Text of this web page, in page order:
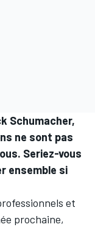
Schumacher,
ne sont pas
Seriez-vous
ensemble si
et
prochaine,